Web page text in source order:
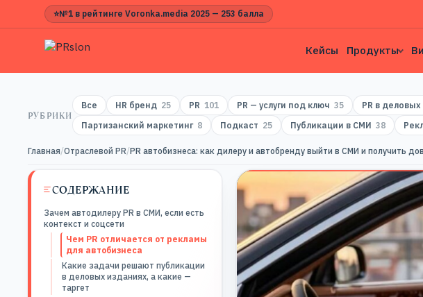
⭐№1 в рейтинге Voronka.media 2025 — 253 балла
Кейсы Продукты
РУБРИКИ
Все HR бренд 25 PR 101 PR — услуги под ключ 35 PR в
Партизанский маркетинг 8 Подкаст 25 Публикации в СМИ 38
Главная/Отраслевой PR/PR автобизнеса: как дилеру и автобренду выйти в СМИ и получить
СОДЕРЖАНИЕ
Зачем автодилеру PR в СМИ, если есть
контекст и соцсети
Чем PR отличается от рекламы
для автобизнеса
Какие задачи решают публикации
в деловых изданиях, а какие —
таргет